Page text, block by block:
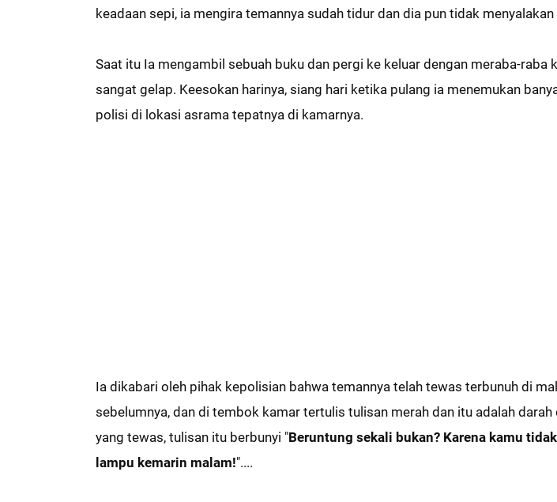
keadaan sepi, ia mengira temannya sudah tidur dan dia pun tidak menyalakan
Saat itu Ia mengambil sebuah buku dan pergi ke keluar dengan meraba-raba
sangat gelap. Keesokan harinya, siang hari ketika pulang ia menemukan
polisi di lokasi asrama tepatnya di kamarnya.
Ia dikabari oleh pihak kepolisian bahwa temannya telah tewas terbunuh di
sebelumnya, dan di tembok kamar tertulis tulisan merah dan itu adalah darah
yang tewas, tulisan itu berbunyi "Beruntung sekali bukan? Karena kamu
lampu kemarin malam!"....